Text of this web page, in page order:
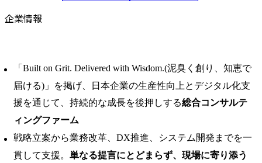
企業情報
「Built on Grit. Delivered with Wisdom.(泥臭く創り、知恵で
届ける)」を掲げ、日本企業の生産性向上とデジタル化支
援を通じて、持続的な成長を後押しする総合コンサルテ
ィングファーム
戦略立案から業務改革、DX推進、システム開発までを一
貫して支援。 単なる提言にとどまらず、現場に寄り添う